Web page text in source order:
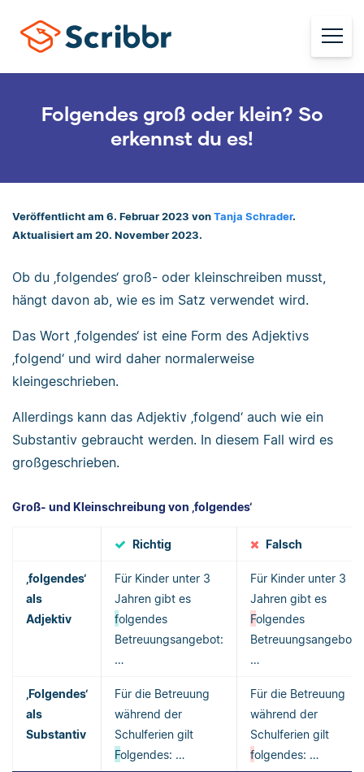
Folgendes groß oder klein? So
erkennst du es!
Veröffentlicht am 6. Februar 2023 von Tanja Schrader.
Aktualisiert am 20. November 2023.
Ob du ‚folgendes‘ groß- oder kleinschreiben musst,
hängt davon ab, wie es im Satz verwendet wird.
Das Wort ‚folgendes‘ ist eine Form des Adjektivs
‚folgend‘ und wird daher normalerweise
kleingeschrieben.
Allerdings kann das Adjektiv ‚folgend‘ auch wie ein
Substantiv gebraucht werden. In diesem Fall wird es
großgeschrieben.
Groß- und Kleinschreibung von ‚folgendes‘
Richtig Falsch
‚folgendes‘
als
Adjektiv
Für Kinder unter 3
Jahren gibt es
folgendes
Betreuungsangebot:
…
Für Kinder unter 3
Jahren gibt es
Folgendes
Betreuungsangebot:
…
‚Folgendes‘
als
Substantiv
Für die Betreuung
während der
Schulferien gilt
Folgendes: …
Für die Betreuung
während der
Schulferien gilt
folgendes: …